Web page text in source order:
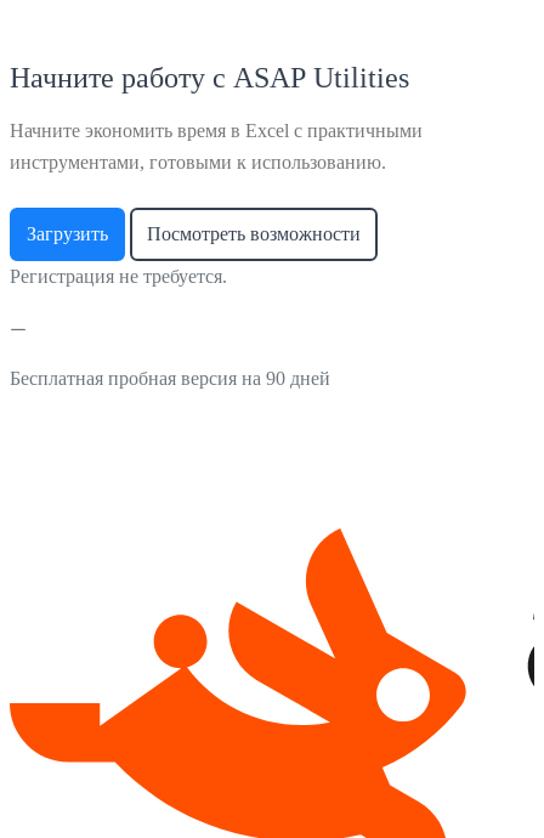
Начните работу с ASAP Utilities
Начните экономить время в Excel с практичными
инструментами, готовыми к использованию.
Загрузить Посмотреть возможности
Регистрация не требуется.
Бесплатная пробная версия на 90 дней